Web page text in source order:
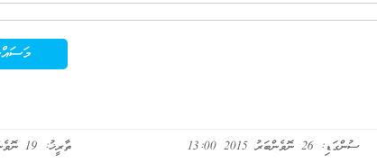
ތާރީޚު: 19 ނޮވެންބަރު 2015 ސުންގަޑި: 26 ނޮވެންބަރު 2015 13:00